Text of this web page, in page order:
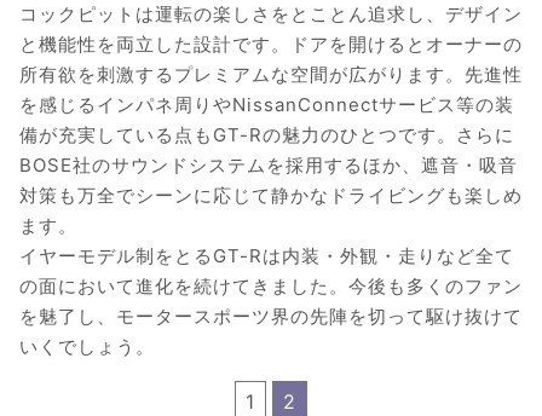
コックピットは運転の楽しさをとことん追求し、デザイン
と機能性を両立した設計です。ドアを開けるとオーナーの
所有欲を刺激するプレミアムな空間が広がります。先進性
を感じるインパネ周りやNissanConnectサービス等の装
備が充実している点もGT-Rの魅力のひとつです。さらに
BOSE社のサウンドシステムを採用するほか、遮音・吸音
対策も万全でシーンに応じて静かなドライビングも楽しめ
ます。
イヤーモデル制をとるGT-Rは内装・外観・走りなど全て
の面において進化を続けてきました。今後も多くのファン
を魅了し、モータースポーツ界の先陣を切って駆け抜けて
いくでしょう。
1 2